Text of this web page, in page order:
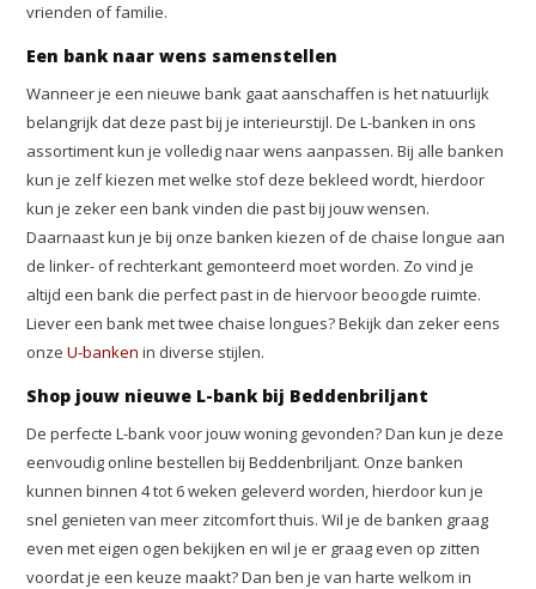
vrienden of familie.
Een bank naar wens samenstellen
Wanneer je een nieuwe bank gaat aanschaffen is het natuurlijk
belangrijk dat deze past bij je interieurstijl. De L-banken in ons
assortiment kun je volledig naar wens aanpassen. Bij alle banken
kun je zelf kiezen met welke stof deze bekleed wordt, hierdoor
kun je zeker een bank vinden die past bij jouw wensen.
Daarnaast kun je bij onze banken kiezen of de chaise longue aan
de linker- of rechterkant gemonteerd moet worden. Zo vind je
altijd een bank die perfect past in de hiervoor beoogde ruimte.
Liever een bank met twee chaise longues? Bekijk dan zeker eens
onzeU-banken in diverse stijlen.
Shop jouw nieuwe L-bank bij Beddenbriljant
De perfecte L-bank voor jouw woning gevonden? Dan kun je deze
eenvoudig online bestellen bij Beddenbriljant. Onze banken
kunnen binnen 4 tot 6 weken geleverd worden, hierdoor kun je
snel genieten van meer zitcomfort thuis. Wil je de banken graag
even met eigen ogen bekijken en wil je er graag even op zitten
voordat je een keuze maakt? Dan ben je van harte welkom in